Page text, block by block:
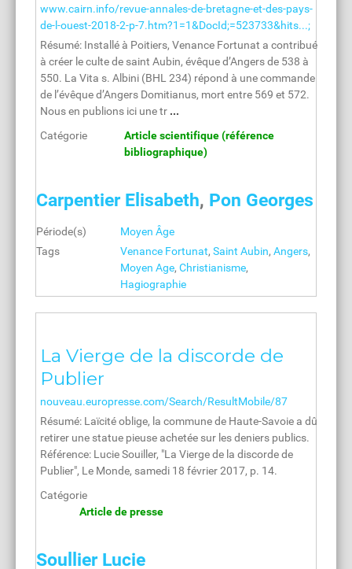
www.cairn.info/revue-annales-de-bretagne-et-des-pays-
de-l-ouest-2018-2-p-7.htm?1=1&DocId;=523733&hits...;
Résumé: Installé à Poitiers, Venance Fortunat a contribué
à créer le culte de saint Aubin, évêque d’Angers de 538 à
550. La Vita s. Albini (BHL 234) répond à une commande
de l’évêque d’Angers Domitianus, mort entre 569 et 572.
Nous en publions ici une tr ...
Catégorie
Article scientifique (référence
bibliographique)
Carpentier Elisabeth, Pon Georges
Période(s)
Moyen Âge
Tags
Venance Fortunat, Saint Aubin, Angers,
Moyen Age, Christianisme,
Hagiographie
La Vierge de la discorde de
Publier
nouveau.europresse.com/Search/ResultMobile/87
Résumé: Laïcité oblige, la commune de Haute-Savoie a dû
retirer une statue pieuse achetée sur les deniers publics.
Référence: Lucie Souiller, "La Vierge de la discorde de
Publier", Le Monde, samedi 18 février 2017, p. 14.
Catégorie
Article de presse
Soullier Lucie